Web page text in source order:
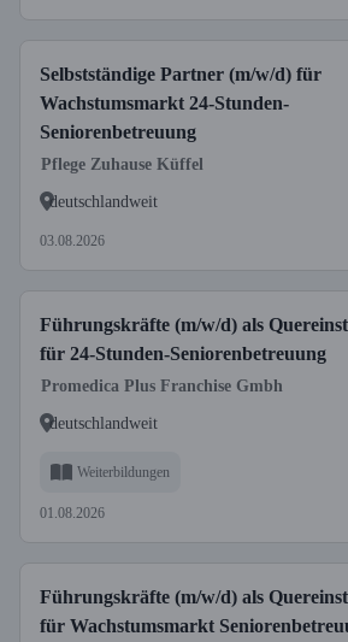
Selbstständige Partner (m/w/d) für
Wachstumsmarkt 24-Stunden-
Seniorenbetreuung
Pflege Zuhause Küffel
deutschlandweit
03.08.2026
Führungskräfte (m/w/d) als
für 24-Stunden-Seniorenbetreuung
Promedica Plus Franchise Gmbh
deutschlandweit
Weiterbildungen
01.08.2026
Führungskräfte (m/w/d) als
für Wachstumsmarkt